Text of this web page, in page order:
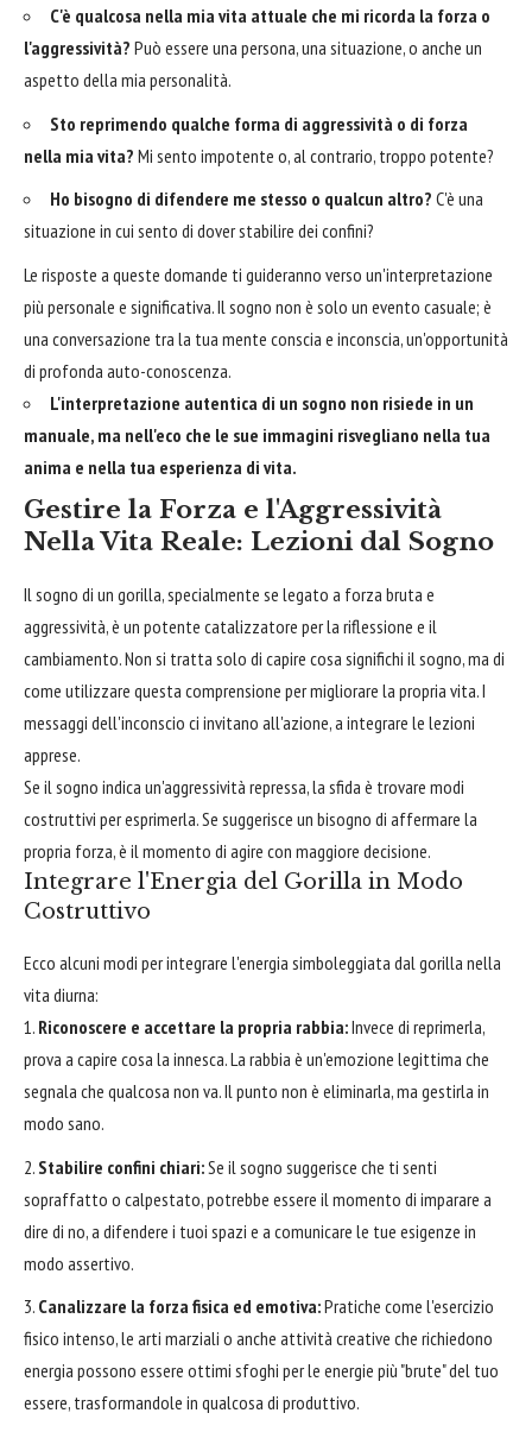
C'è qualcosa nella mia vita attuale che mi ricorda la forza o
l'aggressività? Può essere una persona, una situazione, o anche un
aspetto della mia personalità.
Sto reprimendo qualche forma di aggressività o di forza
nella mia vita? Mi sento impotente o, al contrario, troppo potente?
Ho bisogno di difendere me stesso o qualcun altro? C'è una
situazione in cui sento di dover stabilire dei confini?
Le risposte a queste domande ti guideranno verso un'interpretazione
più personale e significativa. Il sogno non è solo un evento casuale; è
una conversazione tra la tua mente conscia e inconscia, un'opportunità
di profonda auto-conoscenza.
L'interpretazione autentica di un sogno non risiede in un
manuale, ma nell'eco che le sue immagini risvegliano nella tua
anima e nella tua esperienza di vita.
Gestire la Forza e l'Aggressività
Nella Vita Reale: Lezioni dal Sogno
Il sogno di un gorilla, specialmente se legato a forza bruta e
aggressività, è un potente catalizzatore per la riflessione e il
cambiamento. Non si tratta solo di capire cosa significhi il sogno, ma di
come utilizzare questa comprensione per migliorare la propria vita. I
messaggi dell'inconscio ci invitano all'azione, a integrare le lezioni
apprese.
Se il sogno indica un'aggressività repressa, la sfida è trovare modi
costruttivi per esprimerla. Se suggerisce un bisogno di affermare la
propria forza, è il momento di agire con maggiore decisione.
Integrare l'Energia del Gorilla in Modo
Costruttivo
Ecco alcuni modi per integrare l'energia simboleggiata dal gorilla nella
vita diurna:
Riconoscere e accettare la propria rabbia:Invece di reprimerla,
prova a capire cosa la innesca. La rabbia è un'emozione legittima che
segnala che qualcosa non va. Il punto non è eliminarla, ma gestirla in
modo sano.
Stabilire confini chiari:Se il sogno suggerisce che ti senti
sopraffatto o calpestato, potrebbe essere il momento di imparare a
dire di no, a difendere i tuoi spazi e a comunicare le tue esigenze in
modo assertivo.
Canalizzare la forza fisica ed emotiva:Pratiche come l'esercizio
fisico intenso, le arti marziali o anche attività creative che richiedono
energia possono essere ottimi sfoghi per le energie più "brute" del tuo
essere, trasformandole in qualcosa di produttivo.